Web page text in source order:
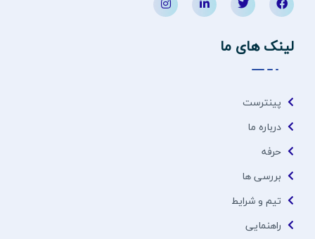
لینک های ما
پینترست
درباره ما
حرفه
بررسی ها
تیم و شرایط
راهنمایی